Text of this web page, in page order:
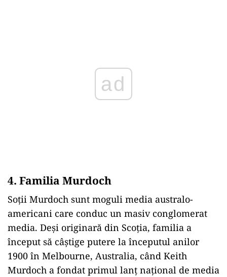
ad
4. Familia Murdoch
Soții Murdoch sunt moguli media australo-
americani care conduc un masiv conglomerat
media. Deși originară din Scoția, familia a
început să câștige putere la începutul anilor
1900 în Melbourne, Australia, când Keith
Murdoch a fondat primul lanț național de media